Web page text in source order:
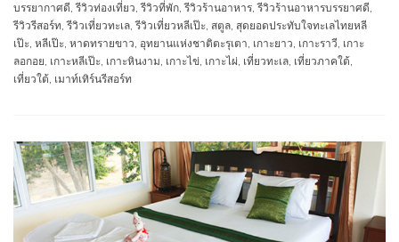
บรรยากาศดี,รีวิวท่องเที่ยว,รีวิวที่พัก,รีวิวร้านอาหาร,รีวิวร้านอาหารบรรยาศดี,
รีวิวรีสอร์ท,รีวิวเที่ยวทะเล,รีวิวเที่ยวหลีเป๊ะ, สตูล, สุดยอดประทับใจทะเลไทยหลี
เป๊ะ, หลีเป๊ะ, หาดทรายขาว, อุทยานแห่งชาติตะรุเตา, เกาะยาว, เกาะราวี, เกาะ
ลอกอย, เกาะหลีเป๊ะ, เกาะหินงาม, เกาะไข่, เกาะไผ่, เที่ยวทะเล, เที่ยวภาคใต้,
เที่ยวใต้, เมาท์เทิร์นรีสอร์ท